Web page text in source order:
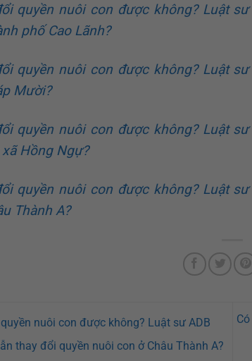
quyền nuôi con được không? Luật
phố Cao Lãnh?
quyền nuôi con được không? Luật
Mười?
quyền nuôi con được không? Luật
Hồng Ngự?
quyền nuôi con được không? Luật
Thành A?
nuôi con được không? Luật sư ADB
thay đổi quyền nuôi con ở Châu Thành A?